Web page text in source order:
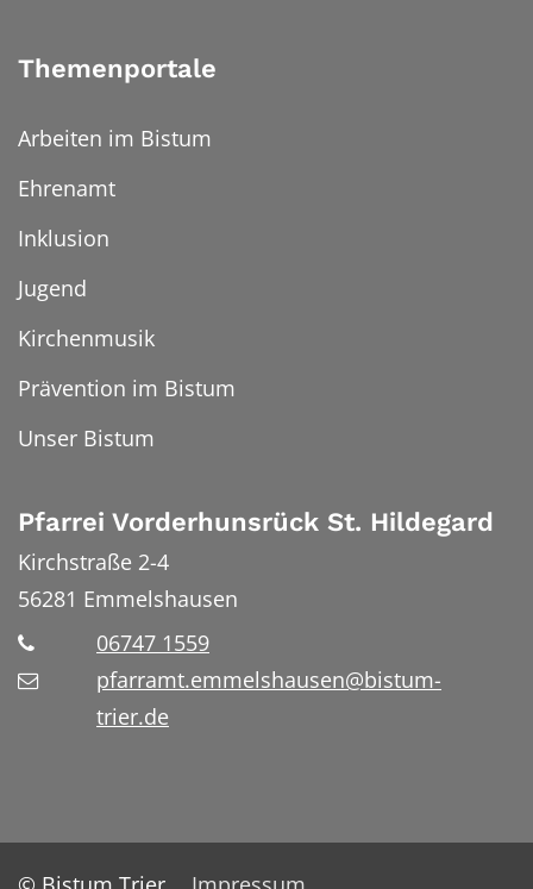
Themenportale
Arbeiten im Bistum
Ehrenamt
Inklusion
Jugend
Kirchenmusik
Prävention im Bistum
Unser Bistum
Pfarrei Vorderhunsrück St. Hildegard
Kirchstraße 2-4
56281 Emmelshausen
06747 1559
pfarramt.emmelshausen@bistum-
trier.de